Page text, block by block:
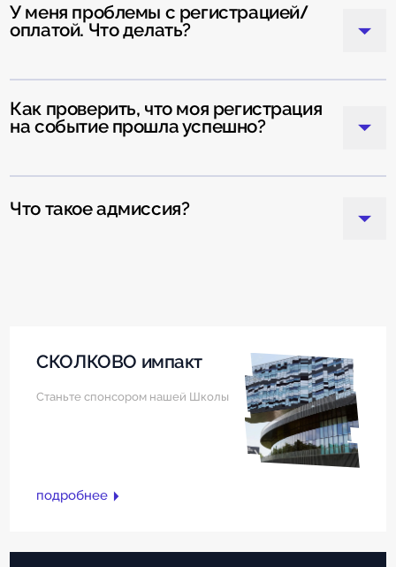
У меня проблемы с регистрацией/
оплатой. Что делать?
Как проверить, что моя регистрация
на событие прошла успешно?
Что такое адмиссия?
СКОЛКОВО импакт
Станьте спонсором нашей Школы
подробнее